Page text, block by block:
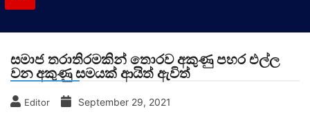
සමාජ තරාතිරමකින් තොරව අකුණු පහර එල්ල
වන අකුණු සමයක් ආයිත් ඇවිත්
Editor September 29, 2021